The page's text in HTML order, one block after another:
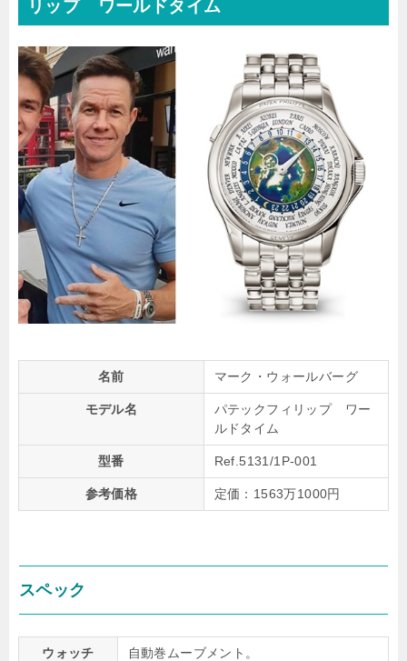
リップ ワールドタイム
名前 マーク・ウォールバーグ
モデル名
パテックフィリップ ワー
ルドタイム
型番 Ref.5131/1P-001
参考価格 定価：1563万1000円
スペック
ウォッチ
自動巻ムーブメント。